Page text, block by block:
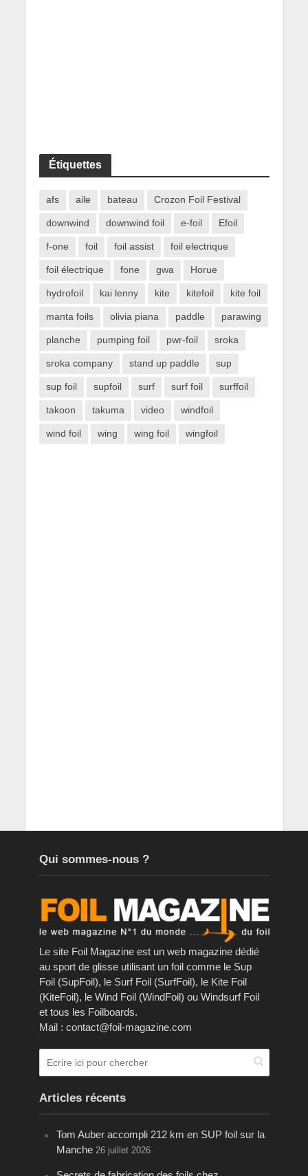
Étiquettes
afs aile bateau Crozon Foil Festival
downwind downwind foil e-foil Efoil
f-one foil foil assist foil electrique
foil électrique fone gwa Horue
hydrofoil kai lenny kite kitefoil kite foil
manta foils olivia piana paddle parawing
planche pumping foil pwr-foil sroka
sroka company stand up paddle sup
sup foil supfoil surf surf foil surffoil
takoon takuma video windfoil
wind foil wing wing foil wingfoil
Qui sommes-nous ?
Le site Foil Magazine est un web magazine dédié
au sport de glisse utilisant un foil comme le Sup
Foil (SupFoil), le Surf Foil (SurfFoil), le Kite Foil
(KiteFoil), le Wind Foil (WindFoil) ou Windsurf Foil
et tous les Foilboards.
Mail : contact@foil-magazine.com
Articles récents
Tom Auber accompli 212 km en SUP foil sur la
Manche 26 juillet 2026